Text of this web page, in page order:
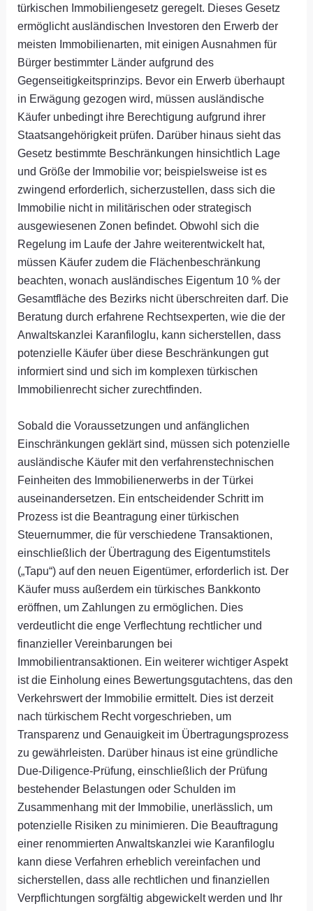
türkischen Immobiliengesetz geregelt. Dieses Gesetz
ermöglicht ausländischen Investoren den Erwerb der
meisten Immobilienarten, mit einigen Ausnahmen für
Bürger bestimmter Länder aufgrund des
Gegenseitigkeitsprinzips. Bevor ein Erwerb überhaupt
in Erwägung gezogen wird, müssen ausländische
Käufer unbedingt ihre Berechtigung aufgrund ihrer
Staatsangehörigkeit prüfen. Darüber hinaus sieht das
Gesetz bestimmte Beschränkungen hinsichtlich Lage
und Größe der Immobilie vor; beispielsweise ist es
zwingend erforderlich, sicherzustellen, dass sich die
Immobilie nicht in militärischen oder strategisch
ausgewiesenen Zonen befindet. Obwohl sich die
Regelung im Laufe der Jahre weiterentwickelt hat,
müssen Käufer zudem die Flächenbeschränkung
beachten, wonach ausländisches Eigentum 10 % der
Gesamtfläche des Bezirks nicht überschreiten darf. Die
Beratung durch erfahrene Rechtsexperten, wie die der
Anwaltskanzlei Karanfiloglu, kann sicherstellen, dass
potenzielle Käufer über diese Beschränkungen gut
informiert sind und sich im komplexen türkischen
Immobilienrecht sicher zurechtfinden.
Sobald die Voraussetzungen und anfänglichen
Einschränkungen geklärt sind, müssen sich potenzielle
ausländische Käufer mit den verfahrenstechnischen
Feinheiten des Immobilienerwerbs in der Türkei
auseinandersetzen. Ein entscheidender Schritt im
Prozess ist die Beantragung einer türkischen
Steuernummer, die für verschiedene Transaktionen,
einschließlich der Übertragung des Eigentumstitels
(„Tapu“) auf den neuen Eigentümer, erforderlich ist. Der
Käufer muss außerdem ein türkisches Bankkonto
eröffnen, um Zahlungen zu ermöglichen. Dies
verdeutlicht die enge Verflechtung rechtlicher und
finanzieller Vereinbarungen bei
Immobilientransaktionen. Ein weiterer wichtiger Aspekt
ist die Einholung eines Bewertungsgutachtens, das den
Verkehrswert der Immobilie ermittelt. Dies ist derzeit
nach türkischem Recht vorgeschrieben, um
Transparenz und Genauigkeit im Übertragungsprozess
zu gewährleisten. Darüber hinaus ist eine gründliche
Due-Diligence-Prüfung, einschließlich der Prüfung
bestehender Belastungen oder Schulden im
Zusammenhang mit der Immobilie, unerlässlich, um
potenzielle Risiken zu minimieren. Die Beauftragung
einer renommierten Anwaltskanzlei wie Karanfiloglu
kann diese Verfahren erheblich vereinfachen und
sicherstellen, dass alle rechtlichen und finanziellen
Verpflichtungen sorgfältig abgewickelt werden und Ihr